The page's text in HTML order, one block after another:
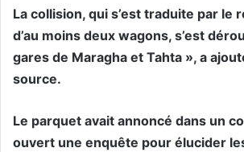
La collision, qui s’est traduite par le
d’au moins deux wagons, s’est
gares de Maragha et Tahta », a
source.
Le parquet avait annoncé dans un
ouvert une enquête pour élucider